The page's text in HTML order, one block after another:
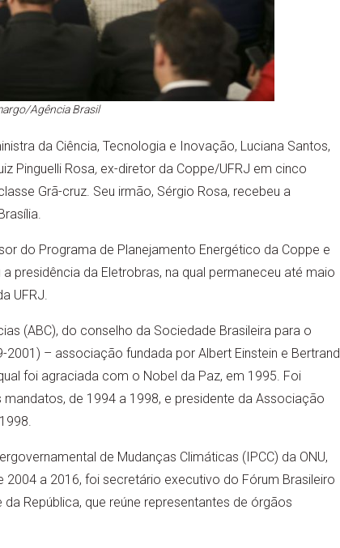
Agência Brasil
da Ciência, Tecnologia e Inovação, Luciana Santos,
Pinguelli Rosa, ex-diretor da Coppe/UFRJ em cinco
Grã-cruz. Seu irmão, Sérgio Rosa, recebeu a
do Programa de Planejamento Energético da Coppe e
presidência da Eletrobras, na qual permaneceu até maio
UFRJ.
(ABC), do conselho da Sociedade Brasileira para o
– associação fundada por Albert Einstein e Bertrand
foi agraciada com o Nobel da Paz, em 1995. Foi
de 1994 a 1998, e presidente da Associação
de Mudanças Climáticas (IPCC) da ONU,
a 2016, foi secretário executivo do Fórum Brasileiro
República, que reúne representantes de órgãos